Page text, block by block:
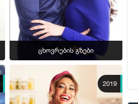
ცხოვრების გზები
2019